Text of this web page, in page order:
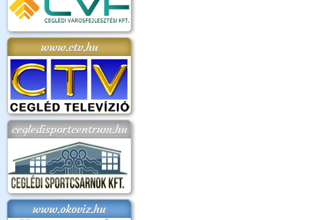
www.ctv.hu
cegledisportcentrum.hu
www.okoviz.hu